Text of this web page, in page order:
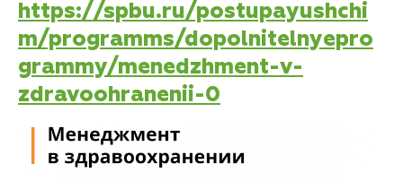
https://spbu.ru/postupayushchi
m/programms/dopolnitelnyepro
grammy/menedzhment-v-
zdravoohranenii-0